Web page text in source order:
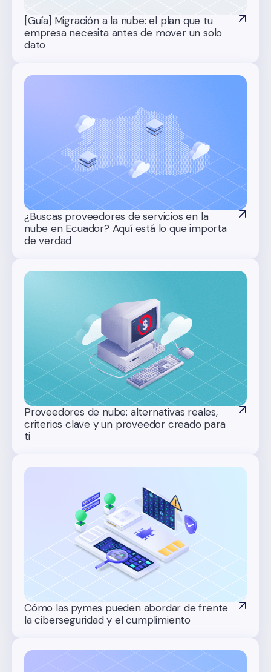
[Guía] Migración a la nube: el plan que tu
empresa necesita antes de mover un solo
dato
¿Buscas proveedores de servicios en la
nube en Ecuador? Aquí está lo que importa
de verdad
Proveedores de nube: alternativas reales,
criterios clave y un proveedor creado para
ti
Cómo las pymes pueden abordar de frente
la ciberseguridad y el cumplimiento